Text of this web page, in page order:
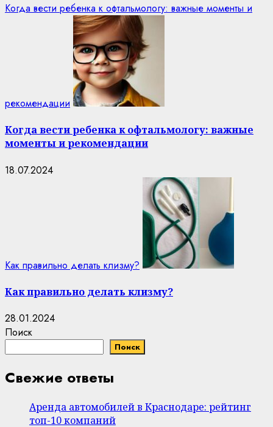
Когда вести ребенка к офтальмологу: важные моменты и
рекомендации
Когда вести ребенка к офтальмологу: важные
моменты и рекомендации
18.07.2024
Как правильно делать клизму?
Как правильно делать клизму?
28.01.2024
Поиск
Поиск
Свежие ответы
Аренда автомобилей в Краснодаре: рейтинг
топ-10 компаний